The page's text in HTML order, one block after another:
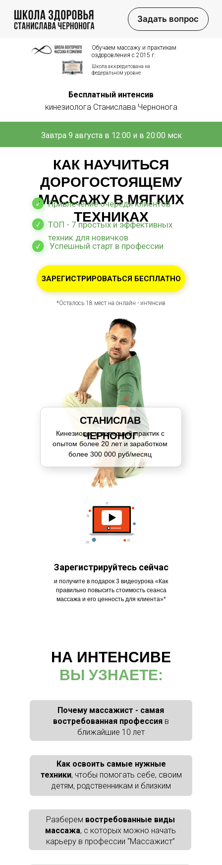
Задать вопрос
Бесплатный интенсив
кинезиолога Станислава Чернонога
Завтра 9 августа в 12:00 и в 20:00 мск
КАК НАУЧИТЬСЯ
ДОРОГОСТОЯЩЕМУ
МАССАЖУ В МЯГКИХ
ТЕХНИКАХ
ЗАРЕГИСТРИРОВАТЬСЯ БЕСПЛАТНО
*Осталось 18 мест на онлайн - интенсив
Зарегистрируйтесь сейчас
Привлечение очереди клиентов
ТОП - 7 простых и эффективных
техник для новичков
Успешный старт в профессии
и получите в подарок 3 видеоурока «Как
правильно повысить стоимость сеанса
массажа и его ценность для клиента»*
СТАНИСЛАВ
ЧЕРНОНОГ
Кинезиолог и телесный практик с
опытом более 20 лет и заработком
более 300 000 руб/месяц
Обучаем массажу и практикам
оздоровления с 2015 г.
Школа аккредитована на
федеральном уровне
НА ИНТЕНСИВЕ
ВЫ УЗНАЕТЕ:
Почему массажист - самая
востребованная профессияв
ближайшие 10 лет
Как освоить самые нужные
техники, чтобы помогать себе, своим
детям, родственникам и близким
Разберем востребованные виды
массажа, с которых можно начать
карьеру в профессии “Массажист”